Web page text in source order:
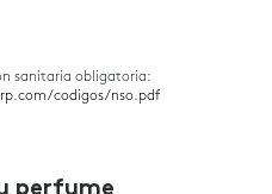
sanitaria obligatoria:
codigos/nso.pdf